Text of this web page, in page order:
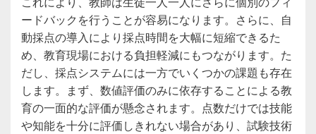
ードバックを行うことが容易になります。さらに、自
動採点の導入により採点時間を大幅に短縮できるた
め、教育現場における負担軽減にもつながります。た
だし、採点システムには一方でいくつかの課題も存在
します。まず、数値評価のみに依存することによる教
育の一面的な評価が懸念されます。点数だけでは技能
や知能を十分に評価しきれない場合があり、試験技術